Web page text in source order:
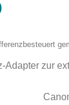
Adapter zur